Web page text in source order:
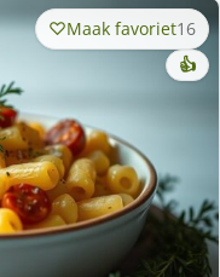
Maak favoriet16
👍